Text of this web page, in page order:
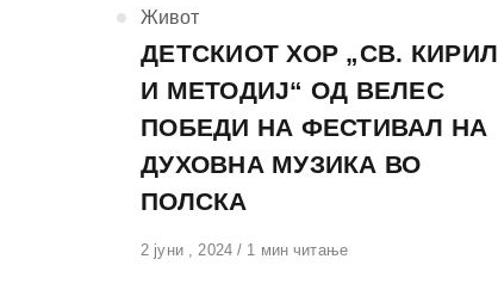
КАтегорија
Живот
ДЕТСКИОТ ХОР „СВ. КИРИЛ
И МЕТОДИЈ“ ОД ВЕЛЕС
ПОБЕДИ НА ФЕСТИВАЛ НА
ДУХОВНА МУЗИКА ВО
ПОЛСКА
Објавено
2 јуни , 2024 1 мин читање